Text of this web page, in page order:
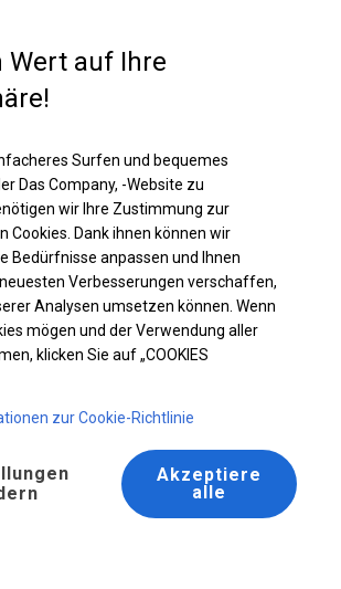
Zelthalle | 8x16 m
Wert auf Ihre
Surfen und bequemes
Das Company, -Website zu
wir Ihre Zustimmung zur
Cookies. Dank ihnen können wir
Bedürfnisse anpassen und Ihnen
Verbesserungen verschaffen,
Analysen umsetzen können. Wenn
mögen und der Verwendung aller
klicken Sie auf „COOKIES
zur Cookie-Richtlinie
Akzeptiere
alle